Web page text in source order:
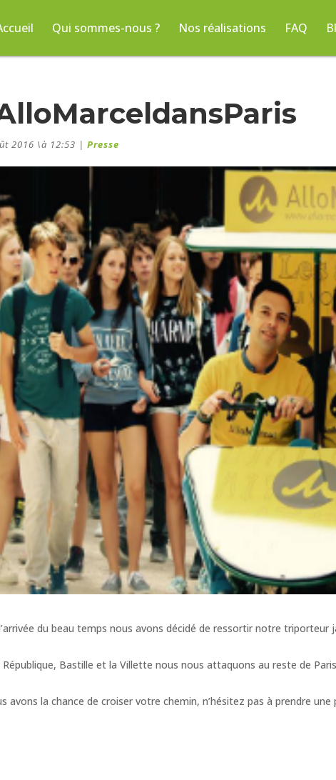
Qui sommes-nous ? Nos réalisations FAQ
2016 \à 12:53 |Presse
du beau temps nous avons décidé de ressortir notre
République, Bastille et la Villette nous nous attaquons au reste de
avons la chance de croiser votre chemin, n’hésitez pas à prendre